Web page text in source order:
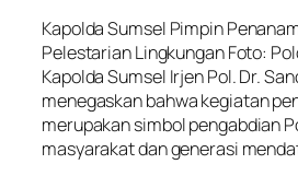
Kapolda Sumsel Pimpin
Pelestarian Lingkungan Foto:
Kapolda Sumsel Irjen Pol. Dr.
menegaskan bahwa kegiatan
merupakan simbol pengabdian
masyarakat dan generasi